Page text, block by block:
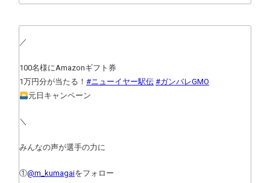
／
100名様にAmazonギフト券
1万円分が当たる！ #ニューイヤー駅伝 #ガンバレGMO
元日キャンペーン
＼
みんなの声が選手の力に
①@m_kumagaiをフォロー